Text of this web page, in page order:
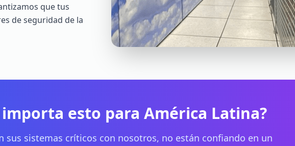
que tus
de seguridad de la
esto para América Latina?
sus sistemas críticos con nosotros, no están confiando en un